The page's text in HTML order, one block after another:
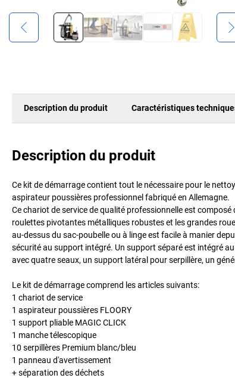
Description du produit Caractéristiques
Description du produit
Ce kit de démarrage contient tout le nécessaire pour le
aspirateur poussières professionnel fabriqué en Allemagne.
Ce chariot de service de qualité professionnelle est
roulettes pivotantes métalliques robustes et les grandes
au-dessus du sac-poubelle ou à linge est facile à manier
sécurité au support intégré. Un support séparé est intégré
avec quatre seaux, un support latéral pour serpillère, un
Le kit de démarrage comprend les articles suivants:
1 chariot de service
1 aspirateur poussières FLOORY
1 support pliable MAGIC CLICK
1 manche télescopique
10 serpillères Premium blanc/bleu
1 panneau d'avertissement
+ séparation des déchets